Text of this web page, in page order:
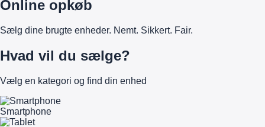
Online opkøb
Sælg dine brugte enheder. Nemt. Sikkert. Fair.
Hvad vil du sælge?
Vælg en kategori og find din enhed
Smartphone